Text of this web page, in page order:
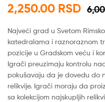
2,250.00 RSD
Najveći grad u Svetom
katedralama i raznoraznom
pozicije u Gradskom veću i
Igrači preuzimaju kontrolu
pokušavaju da je dovedu do
relikvije. Igrači moraju da
sa kolekcijom najskupljih